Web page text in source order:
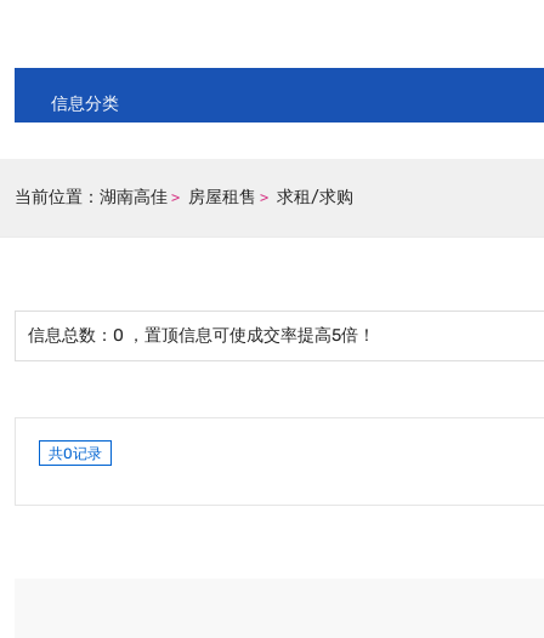
信息分类
当前位置： 湖南高佳 > 房屋租售 > 求租/求购
信息总数： 0 ，置顶信息可使成交率提高5倍！
共0记录